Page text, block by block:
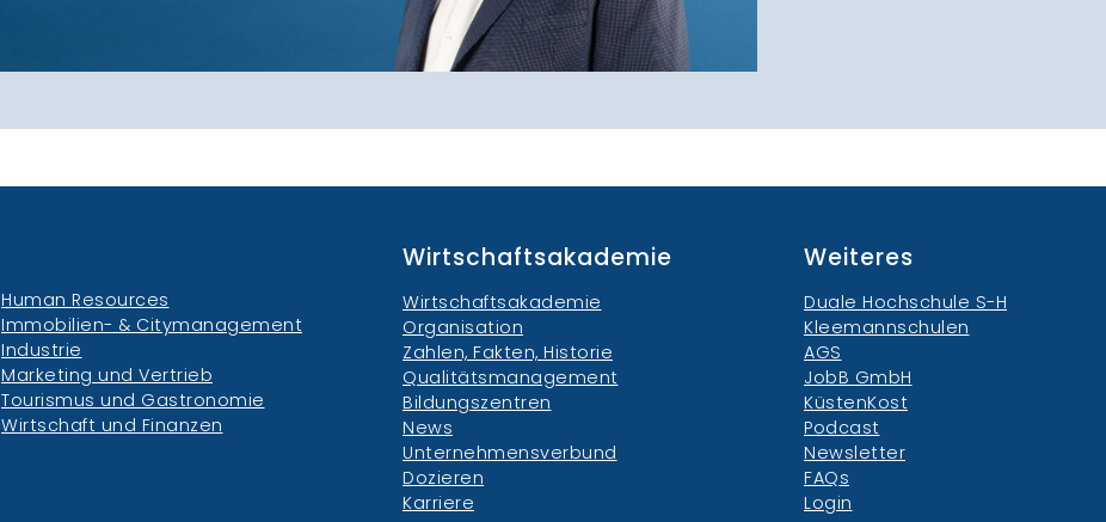
Human Resources
Immobilien- & Citymanagement
Industrie
Marketing und Vertrieb
Tourismus und Gastronomie
Wirtschaft und Finanzen
Wirtschaftsakademie
Wirtschaftsakademie
Organisation
Zahlen, Fakten, Historie
Qualitätsmanagement
Bildungszentren
News
Unternehmensverbund
Dozieren
Karriere
Weiteres
Duale Hochschule S-H
Kleemannschulen
AGS
JobB GmbH
KüstenKost
Podcast
Newsletter
FAQs
Login